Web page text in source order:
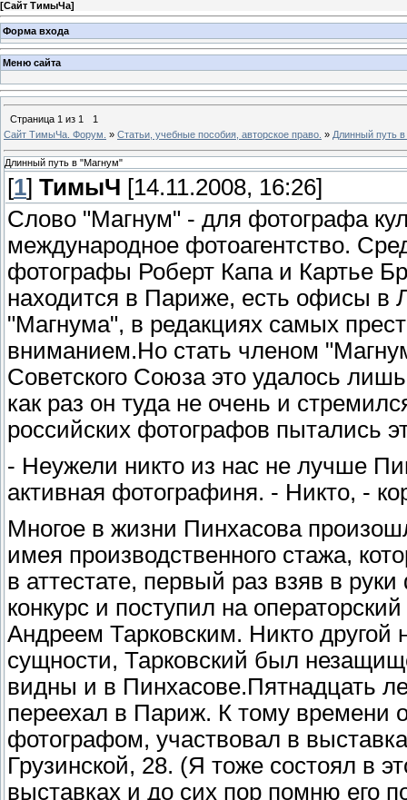
[Сайт ТимыЧа]
Форма входа
Меню сайта
Страница 1 из 1
1
Сайт ТимыЧа. Форум. » Статьи, учебные пособия, авторское право. » Длинный путь
Длинный путь в "Магнум"
[1] ТимыЧ [14.11.2008, 16:26]
Слово "Магнум" - для фотографа
международное фотоагентство.
фотографы Роберт Капа и Картье
находится в Париже, есть офисы в
"Магнума", в редакциях самых
вниманием.Но стать членом
Советского Союза это удалось
как раз он туда не очень и
российских фотографов пытались
- Неужели никто из нас не лучше
активная фотографиня. - Никто, -
Многое в жизни Пинхасова
имея производственного стажа,
в аттестате, первый раз взяв в
конкурс и поступил на
Андреем Тарковским. Никто другой
сущности, Тарковский был
видны и в Пинхасове.Пятнадцать
переехал в Париж. К тому времени
фотографом, участвовал в
Грузинской, 28. (Я тоже состоял в
выставках и до сих пор помню его